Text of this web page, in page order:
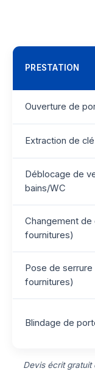
PRESTATION
Ouverture de
Extraction de
Déblocage de
bains/WC
Changement de
fournitures)
Pose de
fournitures)
Blindage de
Devis écrit gratuit